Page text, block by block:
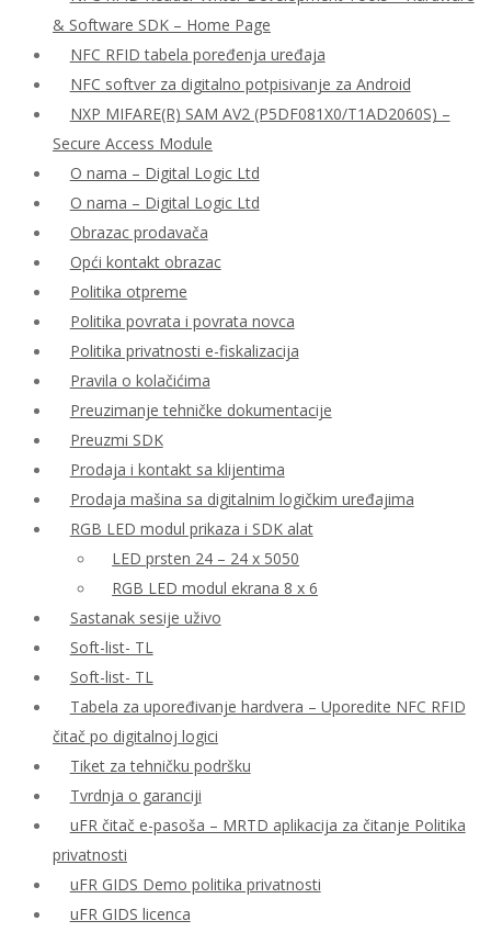
& Software SDK – Home Page
NFC RFID tabela poređenja uređaja
NFC softver za digitalno potpisivanje za Android
NXP MIFARE(R) SAM AV2 (P5DF081X0/T1AD2060S) –
Secure Access Module
O nama – Digital Logic Ltd
O nama – Digital Logic Ltd
Obrazac prodavača
Opći kontakt obrazac
Politika otpreme
Politika povrata i povrata novca
Politika privatnosti e-fiskalizacija
Pravila o kolačićima
Preuzimanje tehničke dokumentacije
Preuzmi SDK
Prodaja i kontakt sa klijentima
Prodaja mašina sa digitalnim logičkim uređajima
RGB LED modul prikaza i SDK alat
LED prsten 24 – 24 x 5050
RGB LED modul ekrana 8 x 6
Sastanak sesije uživo
Soft-list- TL
Soft-list- TL
Tabela za upoređivanje hardvera – Uporedite NFC RFID
čitač po digitalnoj logici
Tiket za tehničku podršku
Tvrdnja o garanciji
uFR čitač e-pasoša – MRTD aplikacija za čitanje Politika
privatnosti
uFR GIDS Demo politika privatnosti
uFR GIDS licenca